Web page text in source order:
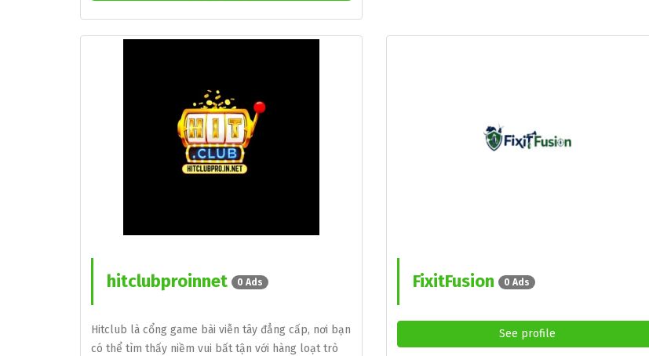
hitclubproinnet 0 Ads
Hitclub là cổng game bài viễn tây đẳng cấp, nơi bạn
có thể tìm thấy niềm vui bất tận với hàng loạt trò
FixitFusion 0 Ads
See profile